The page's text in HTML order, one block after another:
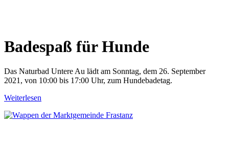
Badespaß für Hunde
Das Naturbad Untere Au lädt am Sonntag, dem 26. September
2021, von 10:00 bis 17:00 Uhr, zum Hundebadetag.
Weiterlesen